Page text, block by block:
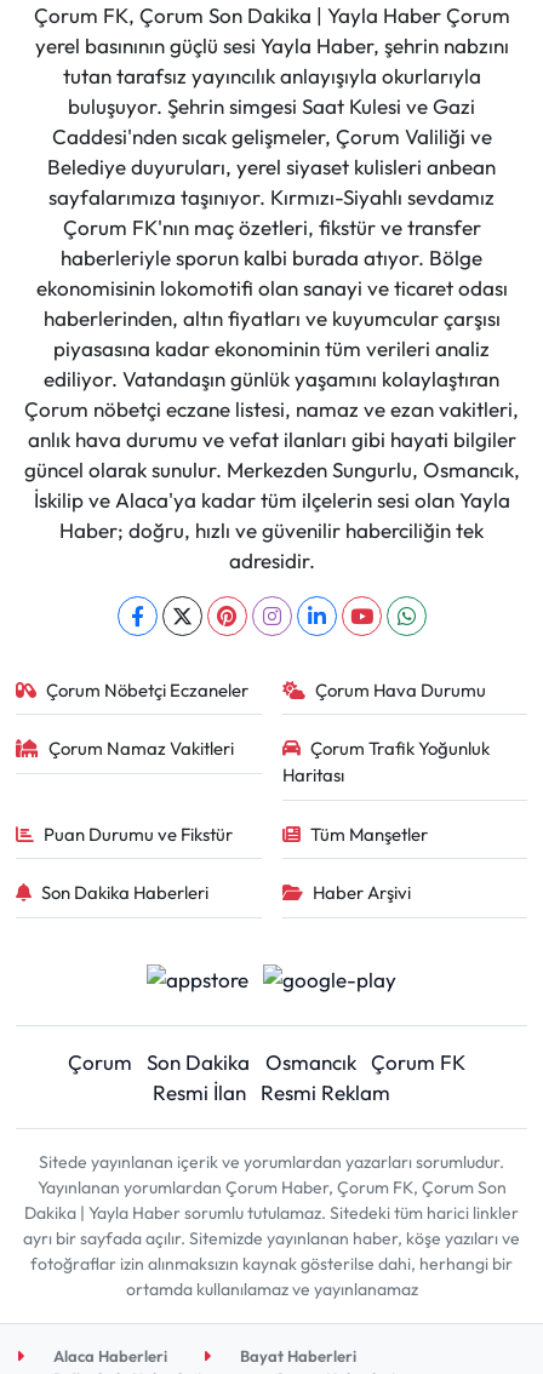
Çorum FK, Çorum Son Dakika | Yayla Haber Çorum
yerel basınının güçlü sesi Yayla Haber, şehrin nabzını
tutan tarafsız yayıncılık anlayışıyla okurlarıyla
buluşuyor. Şehrin simgesi Saat Kulesi ve Gazi
Caddesi'nden sıcak gelişmeler, Çorum Valiliği ve
Belediye duyuruları, yerel siyaset kulisleri anbean
sayfalarımıza taşınıyor. Kırmızı-Siyahlı sevdamız
Çorum FK'nın maç özetleri, fikstür ve transfer
haberleriyle sporun kalbi burada atıyor. Bölge
ekonomisinin lokomotifi olan sanayi ve ticaret odası
haberlerinden, altın fiyatları ve kuyumcular çarşısı
piyasasına kadar ekonominin tüm verileri analiz
ediliyor. Vatandaşın günlük yaşamını kolaylaştıran
Çorum nöbetçi eczane listesi, namaz ve ezan vakitleri,
anlık hava durumu ve vefat ilanları gibi hayati bilgiler
güncel olarak sunulur. Merkezden Sungurlu, Osmancık,
İskilip ve Alaca'ya kadar tüm ilçelerin sesi olan Yayla
Haber; doğru, hızlı ve güvenilir haberciliğin tek
adresidir.
Çorum Nöbetçi Eczaneler Çorum Hava Durumu
Çorum Namaz Vakitleri
Çorum Trafik Yoğunluk
Haritası
Puan Durumu ve Fikstür Tüm Manşetler
Son Dakika Haberleri Haber Arşivi
Çorum Son Dakika Osmancık Çorum FK
Resmi İlan
Resmi Reklam
Sitede yayınlanan içerik ve yorumlardan yazarları sorumludur.
Yayınlanan yorumlardan Çorum Haber, Çorum FK, Çorum Son
Dakika | Yayla Haber sorumlu tutulamaz. Sitedeki tüm harici linkler
ayrı bir sayfada açılır. Sitemizde yayınlanan haber, köşe yazıları ve
fotoğraflar izin alınmaksızın kaynak gösterilse dahi, herhangi bir
ortamda kullanılamaz ve yayınlanamaz
Alaca Haberleri
Bayat Haberleri